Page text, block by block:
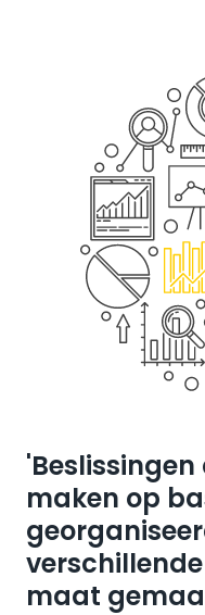
maken op
maat